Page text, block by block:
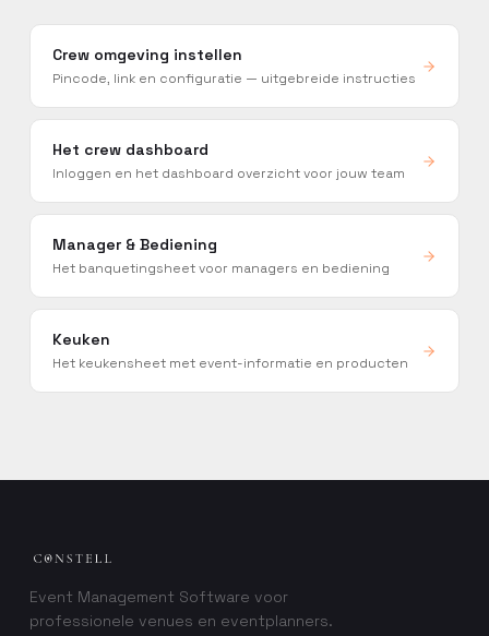
Crew omgeving instellen
Pincode, link en configuratie — uitgebreide instructies
Het crew dashboard
Inloggen en het dashboard overzicht voor jouw team
Manager & Bediening
Het banquetingsheet voor managers en bediening
Keuken
Het keukensheet met event-informatie en producten
Event Management Software voor
professionele venues en eventplanners.